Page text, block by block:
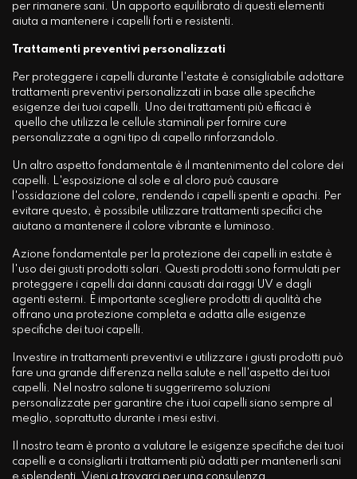
per rimanere sani. Un apporto equilibrato di questi elementi
aiuta a mantenere i capelli forti e resistenti.
Trattamenti preventivi personalizzati
Per proteggere i capelli durante l'estate è consigliabile adottare
trattamenti preventivi personalizzati in base alle specifiche
esigenze dei tuoi capelli. Uno dei trattamenti più efficaci è
quello che utilizza le cellule staminali per fornire cure
personalizzate a ogni tipo di capello rinforzandolo.
Un altro aspetto fondamentale è il mantenimento del colore dei
capelli. L'esposizione al sole e al cloro può causare
l'ossidazione del colore, rendendo i capelli spenti e opachi. Per
evitare questo, è possibile utilizzare trattamenti specifici che
aiutano a mantenere il colore vibrante e luminoso.
Azione fondamentale per la protezione dei capelli in estate è
l'uso dei giusti prodotti solari. Questi prodotti sono formulati per
proteggere i capelli dai danni causati dai raggi UV e dagli
agenti esterni. È importante scegliere prodotti di qualità che
offrano una protezione completa e adatta alle esigenze
specifiche dei tuoi capelli.
Investire in trattamenti preventivi e utilizzare i giusti prodotti può
fare una grande differenza nella salute e nell'aspetto dei tuoi
capelli. Nel nostro salone ti suggeriremo soluzioni
personalizzate per garantire che i tuoi capelli siano sempre al
meglio, soprattutto durante i mesi estivi.
Il nostro team è pronto a valutare le esigenze specifiche dei tuoi
capelli e a consigliarti i trattamenti più adatti per mantenerli sani
e splendenti. Vieni a trovarci per una consulenza